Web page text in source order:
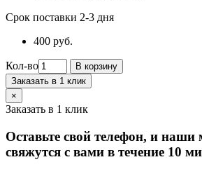
Срок поставки 2-3 дня
400 руб.
Кол-во
В корзину
Заказать в 1 клик
×
Заказать в 1 клик
Оставьте свой телефон, и
свяжутся с вами в течение 10